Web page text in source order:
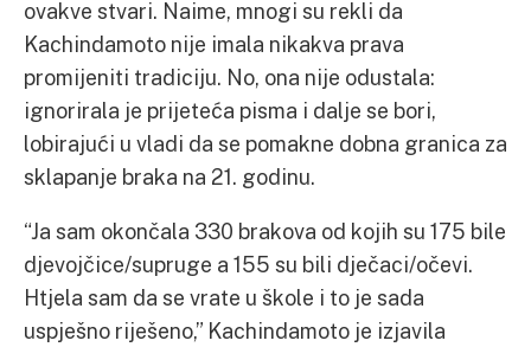
ovakve stvari. Naime, mnogi su rekli da
Kachindamoto nije imala nikakva prava
promijeniti tradiciju. No, ona nije odustala:
ignorirala je prijeteća pisma i dalje se bori,
lobirajući u vladi da se pomakne dobna granica za
sklapanje braka na 21. godinu.
“Ja sam okončala 330 brakova od kojih su 175 bile
djevojčice/supruge a 155 su bili dječaci/očevi.
Htjela sam da se vrate u škole i to je sada
uspješno riješeno,” Kachindamoto je izjavila